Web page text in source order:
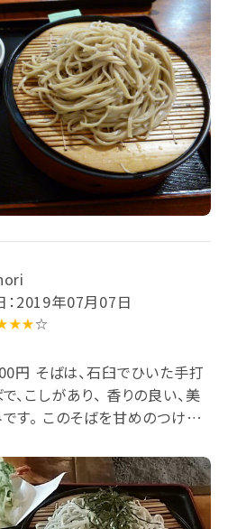
できます。
：2019年07月07日
☆
円 そばは、石臼でひいた手打
、こしがあり、 香りの良い、美
す。 このそばを甘めのつけ汁